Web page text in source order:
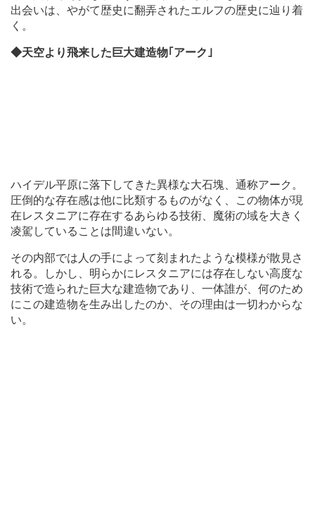
出会いは、やがて歴史に翻弄されたエルフの歴史に辿り着
く。
◆天空より飛来した巨大建造物｢アーク｣
ハイデル平原に落下してきた異様な大石塊、通称アーク。
圧倒的な存在感は他に比類するものがなく、この物体が現
在レスタニアに存在するあらゆる技術、魔術の域を大きく
凌駕していることは間違いない。
その内部では人の手によって刻まれたような模様が散見さ
れる。しかし、明らかにレスタニアには存在しない高度な
技術で造られた巨大な建造物であり、一体誰が、何のため
にこの建造物を生み出したのか、その理由は一切わからな
い。